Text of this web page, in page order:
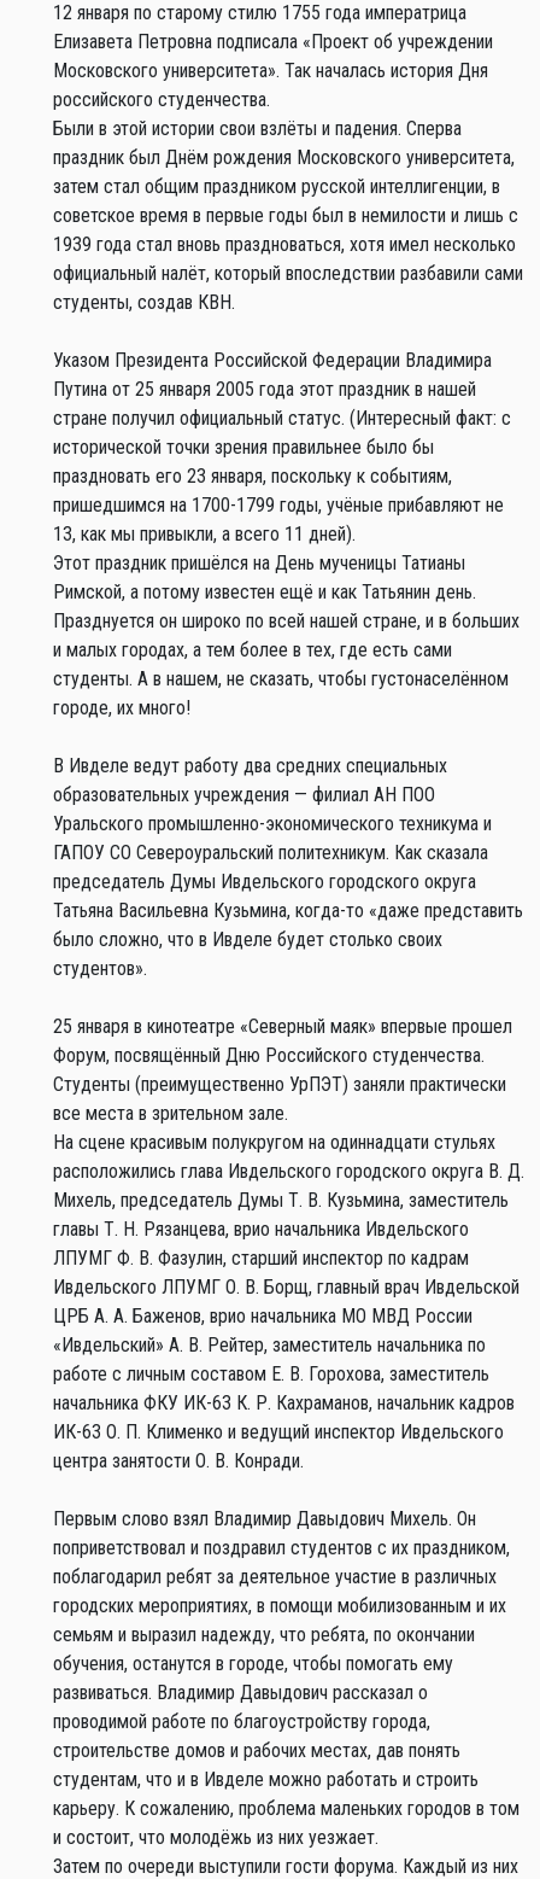
12 января по старому стилю 1755 года императрица
Елизавета Петровна подписала «Проект об учреждении
Московского университета». Так началась история Дня
российского студенчества.
Были в этой истории свои взлёты и падения. Сперва
праздник был Днём рождения Московского университета,
затем стал общим праздником русской интеллигенции, в
советское время в первые годы был в немилости и лишь с
1939 года стал вновь праздноваться, хотя имел несколько
официальный налёт, который впоследствии разбавили сами
студенты, создав КВН.
Указом Президента Российской Федерации Владимира
Путина от 25 января 2005 года этот праздник в нашей
стране получил официальный статус. (Интересный факт: с
исторической точки зрения правильнее было бы
праздновать его 23 января, поскольку к событиям,
пришедшимся на 1700-1799 годы, учёные прибавляют не
13, как мы привыкли, а всего 11 дней).
Этот праздник пришёлся на День мученицы Татианы
Римской, а потому известен ещё и как Татьянин день.
Празднуется он широко по всей нашей стране, и в больших
и малых городах, а тем более в тех, где есть сами
студенты. А в нашем, не сказать, чтобы густонаселённом
городе, их много!
В Ивделе ведут работу два средних специальных
образовательных учреждения — филиал АН ПОО
Уральского промышленно-экономического техникума и
ГАПОУ СО Североуральский политехникум. Как сказала
председатель Думы Ивдельского городского округа
Татьяна Васильевна Кузьмина, когда-то «даже представить
было сложно, что в Ивделе будет столько своих
студентов».
25 января в кинотеатре «Северный маяк» впервые прошел
Форум, посвящённый Дню Российского студенчества.
Студенты (преимущественно УрПЭТ) заняли практически
все места в зрительном зале.
На сцене красивым полукругом на одиннадцати стульях
расположились глава Ивдельского городского округа В. Д.
Михель, председатель Думы Т. В. Кузьмина, заместитель
главы Т. Н. Рязанцева, врио начальника Ивдельского
ЛПУМГ Ф. В. Фазулин, старший инспектор по кадрам
Ивдельского ЛПУМГ О. В. Борщ, главный врач Ивдельской
ЦРБ А. А. Баженов, врио начальника МО МВД России
«Ивдельский» А. В. Рейтер, заместитель начальника по
работе с личным составом Е. В. Горохова, заместитель
начальника ФКУ ИК-63 К. Р. Кахраманов, начальник кадров
ИК-63 О. П. Клименко и ведущий инспектор Ивдельского
центра занятости О. В. Конради.
Первым слово взял Владимир Давыдович Михель. Он
поприветствовал и поздравил студентов с их праздником,
поблагодарил ребят за деятельное участие в различных
городских мероприятиях, в помощи мобилизованным и их
семьям и выразил надежду, что ребята, по окончании
обучения, останутся в городе, чтобы помогать ему
развиваться. Владимир Давыдович рассказал о
проводимой работе по благоустройству города,
строительстве домов и рабочих местах, дав понять
студентам, что и в Ивделе можно работать и строить
карьеру. К сожалению, проблема маленьких городов в том
и состоит, что молодёжь из них уезжает.
Затем по очереди выступили гости форума. Каждый из них